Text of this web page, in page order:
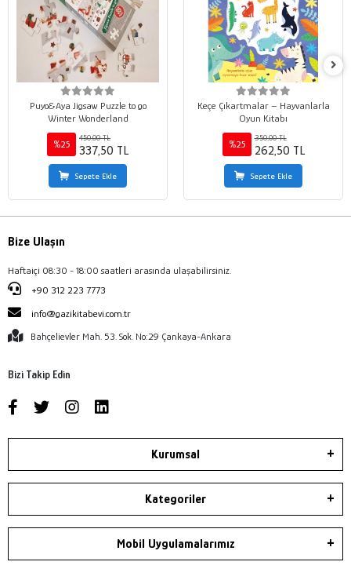
Puyo&Aya Jigsaw Puzzle to go
Winter Wonderland
%25
450,00 TL
337,50 TL
Sepete Ekle
Keçe Çıkartmalar – Hayvanlarla
Oyun Kitabı
%25
350,00 TL
262,50 TL
Sepete Ekle
Bize Ulaşın
Haftaiçi 08:30 - 18:00 saatleri arasında ulaşabilirsiniz.
+90 312 223 7773
info@gazikitabevi.com.tr
Bahçelievler Mah. 53. Sok. No:29 Çankaya-Ankara
Bizi Takip Edin
Kurumsal
Kategoriler
Mobil Uygulamalarımız